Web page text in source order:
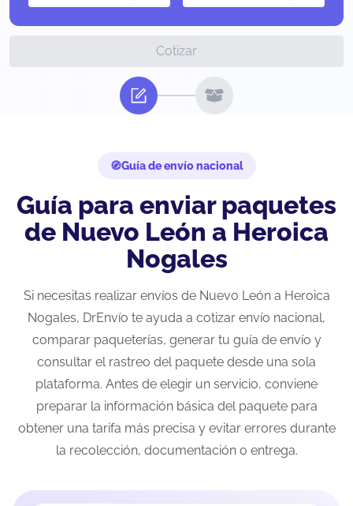
Cotizar
Guía de envío nacional
Guía para enviar paquetes
de Nuevo León a Heroica
Nogales
Si necesitas realizar envíos de Nuevo León a Heroica
Nogales, DrEnvío te ayuda a cotizar envío nacional,
comparar paqueterías, generar tu guía de envío y
consultar el rastreo del paquete desde una sola
plataforma. Antes de elegir un servicio, conviene
preparar la información básica del paquete para
obtener una tarifa más precisa y evitar errores durante
la recolección, documentación o entrega.